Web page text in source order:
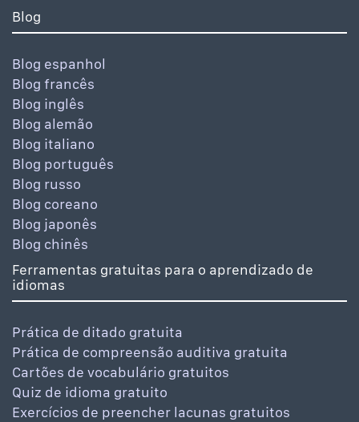
Blog
Blog espanhol
Blog francês
Blog inglês
Blog alemão
Blog italiano
Blog português
Blog russo
Blog coreano
Blog japonês
Blog chinês
Ferramentas gratuitas para o aprendizado de
idiomas
Prática de ditado gratuita
Prática de compreensão auditiva gratuita
Cartões de vocabulário gratuitos
Quiz de idioma gratuito
Exercícios de preencher lacunas gratuitos